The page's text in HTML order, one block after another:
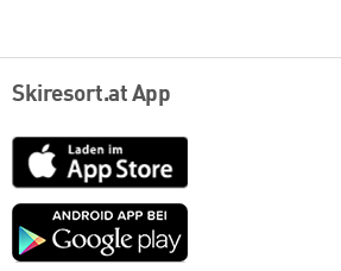
Skiresort.at App
App
Store
Google